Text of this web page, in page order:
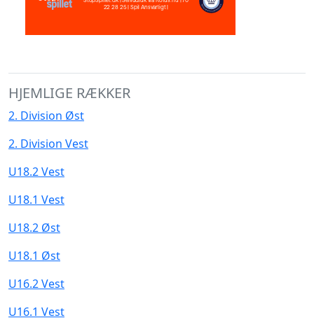
HJEMLIGE RÆKKER
2. Division Øst
2. Division Vest
U18.2 Vest
U18.1 Vest
U18.2 Øst
U18.1 Øst
U16.2 Vest
U16.1 Vest